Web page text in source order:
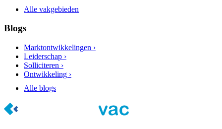
Alle vakgebieden
Blogs
Marktontwikkelingen ›
Leiderschap ›
Solliciteren ›
Ontwikkeling ›
Alle blogs